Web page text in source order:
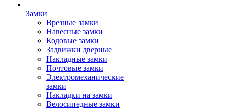
Замки
Врезные замки
Навесные замки
Кодовые замки
Задвижки дверные
Накладные замки
Почтовые замки
Электромеханические
замки
Накладки на замки
Велосипедные замки